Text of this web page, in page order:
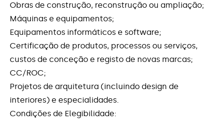
Rotas Regionais de Património Cultural
(“Rotas do Norte”)
SI Empreendedorismo Qualificado Associado
ao Conhecimento
SIBT - Algarve - Inovação e modernização
para o aumento da produção e Criação de
novas empresas e negócios
Obras de construção, reconstrução ou ampliação;
Máquinas e equipamentos;
Equipamentos informáticos e software;
Certificação de produtos, processos ou serviços,
custos de conceção e registo de novas marcas;
CC/ROC;
Projetos de arquitetura (incluindo design de
interiores) e especialidades.
Condições de Elegibilidade: